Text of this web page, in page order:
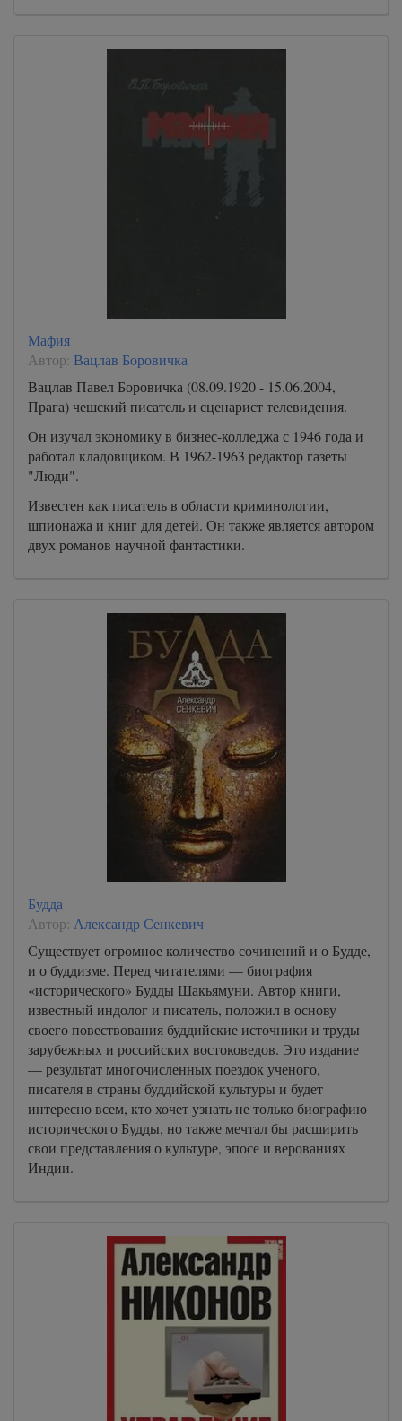
Мафия
Автор: Вацлав Боровичка
Вацлав Павел Боровичка (08.09.1920 - 15.06.2004,
Прага) чешский писатель и сценарист телевидения.
Он изучал экономику в бизнес-колледжа с 1946 года и
работал кладовщиком. В 1962-1963 редактор газеты
"Люди".
Известен как писатель в области криминологии,
шпионажа и книг для детей. Он также является автором
двух романов научной фантастики.
Будда
Автор: Александр Сенкевич
Существует огромное количество сочинений и о Будде,
и о буддизме. Перед читателями — биография
«исторического» Будды Шакьямуни. Автор книги,
известный индолог и писатель, положил в основу
своего повествования буддийские источники и труды
зарубежных и российских востоковедов. Это издание
— результат многочисленных поездок ученого,
писателя в страны буддийской культуры и будет
интересно всем, кто хочет узнать не только биографию
исторического Будды, но также мечтал бы расширить
свои представления о культуре, эпосе и верованиях
Индии.